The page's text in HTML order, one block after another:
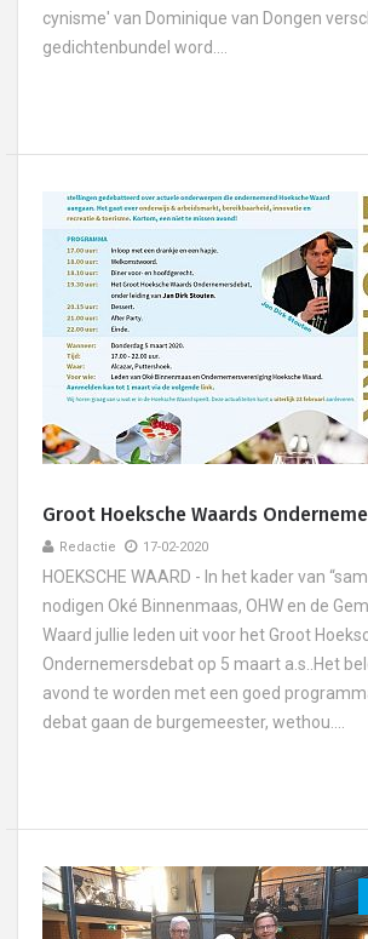
cynisme' van Dominique van Dongen
gedichtenbundel word....
Groot Hoeksche Waards
Redactie 17-02-2020
HOEKSCHE WAARD - In het kader van
nodigen Oké Binnenmaas, OHW en de
Waard jullie leden uit voor het Groot
Ondernemersdebat op 5 maart a.s..Het
avond te worden met een goed
debat gaan de burgemeester, wethou....